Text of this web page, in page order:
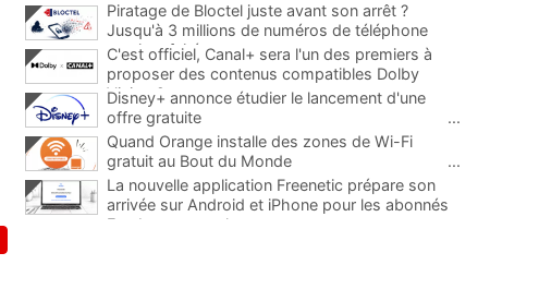
Piratage de Bloctel juste avant son arrêt ?
Jusqu'à 3 millions de numéros de téléphone
auraient fuité
C'est officiel, Canal+ sera l'un des premiers à
proposer des contenus compatibles Dolby
Vision 2
Disney+ annonce étudier le lancement d'une
offre gratuite
...
Quand Orange installe des zones de Wi-Fi
gratuit au Bout du Monde
...
La nouvelle application Freenetic prépare son
arrivée sur Android et iPhone pour les abonnés
Freebox, testez la